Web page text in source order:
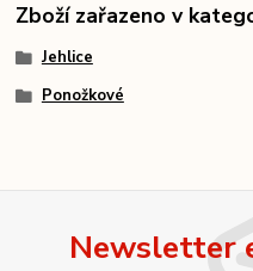
Zboží zařazeno v
Jehlice
Ponožkové
Newsletter